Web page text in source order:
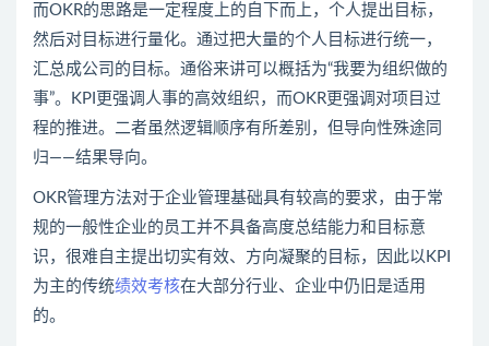
而OKR的思路是一定程度上的自下而上，个人提出目标，
然后对目标进行量化。通过把大量的个人目标进行统一，
汇总成公司的目标。通俗来讲可以概括为“我要为组织做的
事”。KPI更强调人事的高效组织，而OKR更强调对项目过
程的推进。二者虽然逻辑顺序有所差别，但导向性殊途同
归——结果导向。
OKR管理方法对于企业管理基础具有较高的要求，由于常
规的一般性企业的员工并不具备高度总结能力和目标意
识，很难自主提出切实有效、方向凝聚的目标，因此以KPI
为主的传统绩效考核在大部分行业、企业中仍旧是适用
的。